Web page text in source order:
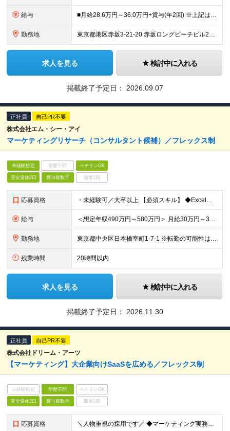
給与 ■月給28.6万円～36.0万円+賞与(年2回) ※上記は、ご経験・スキルにより変動します ※所定7時間45分の標準労働制 ※月給には固定の時間外勤務手当30時間分を含む ※時間外勤務が30時間を超え
勤務地 東京都港区赤坂3-21-20 赤坂ロングビーチビル2F ※（変更の範囲）上記を除く当社関連勤務地
求人を見る 検討中に入れる
掲載終了予定日： 2026.09.07
正社員 自己PR不要
株式会社エム・シー・アイ
マーケティングリサーチ（コンサルタント候補）／フレックス制
未経験歓迎 学歴不問 ベテランOK
完全週休2日 賞与複数月 面接1回
応募資格 ・未経験可／大卒以上 【必須スキル】 ◆Excel関数を使用した実務経験（VlookUP等） ◆ブラインドタッチが可能な方（目安：タイピングスキル180key/1分間以上） ※社内では未経験者が
給与 ＜想定年収490万円～580万円＞ 月給30万円～35万円 ※前職経験、スキルを考慮の上、当社規定により優遇いたします ※残業代は全額支給します □年1回給与改定があります □試用期間6ヶ月 ┗期間
勤務地 東京都中央区日本橋室町1-7-1 ※転勤の可能性はありません。 (変更の範囲)変更なし
残業時間 20時間以内
求人を見る 検討中に入れる
掲載終了予定日： 2026.11.30
正社員 自己PR不要
株式会社ドリーム・アーツ
【マーケティング】大企業向けSaaSを広める／フレックス制
未経験歓迎 学歴不問 ベテランOK
完全週休2日 賞与複数月 面接1回
応募資格 ＼人物重視の採用です／ ◆マーケティング実務経験 ◆学歴不問